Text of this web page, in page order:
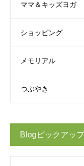
ママ＆キッズヨガ
ショッピング
メモリアル
つぶやき
Blogピックアップ